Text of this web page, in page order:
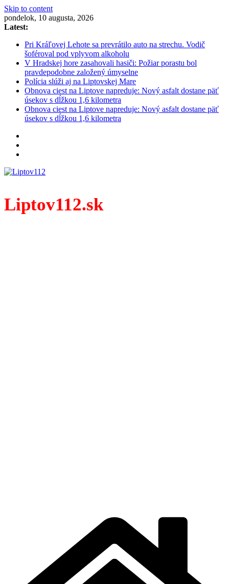
Skip to content
pondelok, 10 augusta, 2026
Latest:
Pri Kráľovej Lehote sa prevrátilo auto na strechu. Vodič
šoféroval pod vplyvom alkoholu
V Hradskej hore zasahovali hasiči: Požiar porastu bol
pravdepodobne založený úmyselne
Polícia slúži aj na Liptovskej Mare
Obnova ciest na Liptove napreduje: Nový asfalt dostane päť
úsekov s dĺžkou 1,6 kilometra
Obnova ciest na Liptove napreduje: Nový asfalt dostane päť
úsekov s dĺžkou 1,6 kilometra
Liptov112.sk